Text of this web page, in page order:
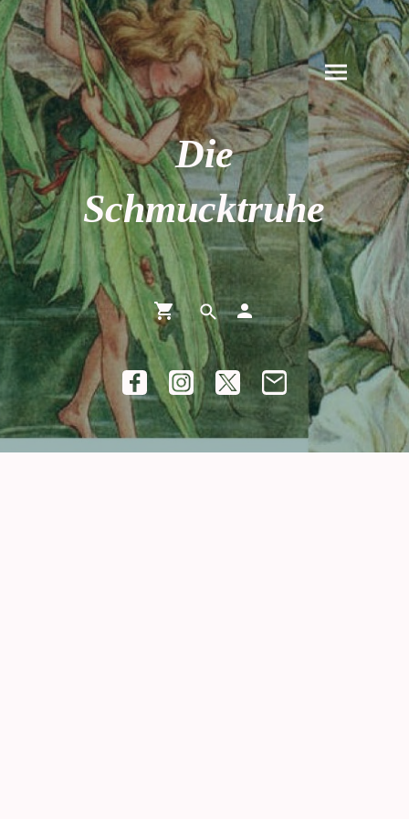
Die
Schmucktruhe